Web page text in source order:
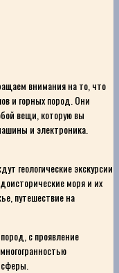
внимания на то, что
и горных пород. Они
вещи, которую вы
и электроника.
геологические экскурсии
моря и их
путешествие на
с проявление